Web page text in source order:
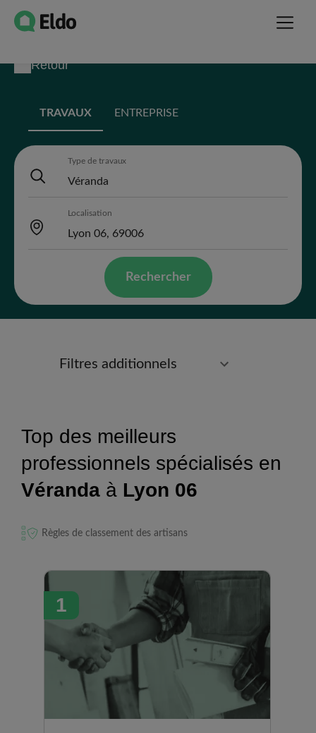
Retour
TRAVAUX ENTREPRISE
Type de travaux
Localisation
Rechercher
Filtres additionnels
Top des meilleurs
professionnels spécialisés en
Véranda à Lyon 06
Règles de classement des artisans
1